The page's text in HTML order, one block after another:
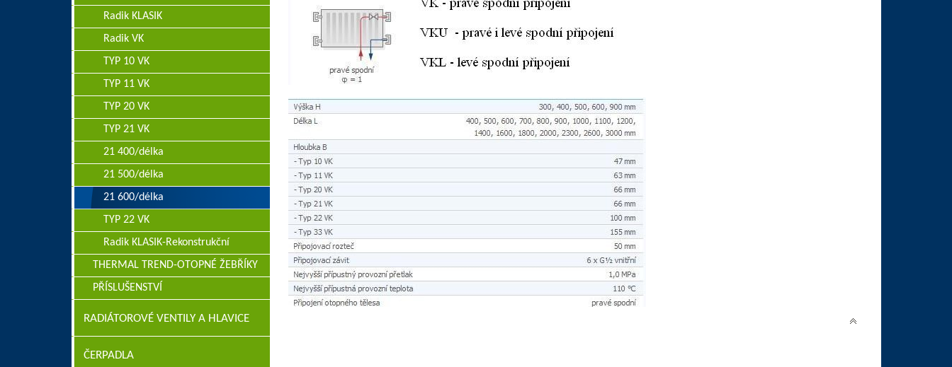
Radik KLASIK
Radik VK
TYP 10 VK
TYP 11 VK
TYP 20 VK
TYP 21 VK
21 400/délka
21 500/délka
21 600/délka
TYP 22 VK
Radik KLASIK-Rekonstrukční
THERMAL TREND-OTOPNÉ ŽEBŘÍKY
PŘÍSLUŠENSTVÍ
RADIÁTOROVÉ VENTILY A HLAVICE
ČERPADLA